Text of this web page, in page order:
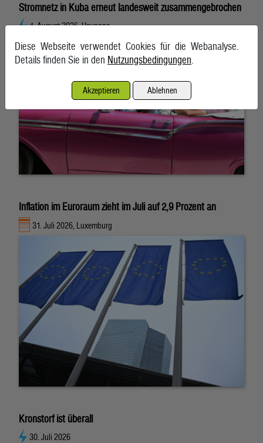
Stromnetz in Kuba erneut landesweit zusammengebrochen
4. August 2026, Havanna
Inflation im Euroraum zieht im Juli auf 2,9 Prozent an
31. Juli 2026, Luxemburg
Kronstorf ist überall
30. Juli 2026
Diese Webseite verwendet Cookies für die Webanalyse.
Details finden Sie in den Nutzungsbedingungen
Akzeptieren Ablehnen